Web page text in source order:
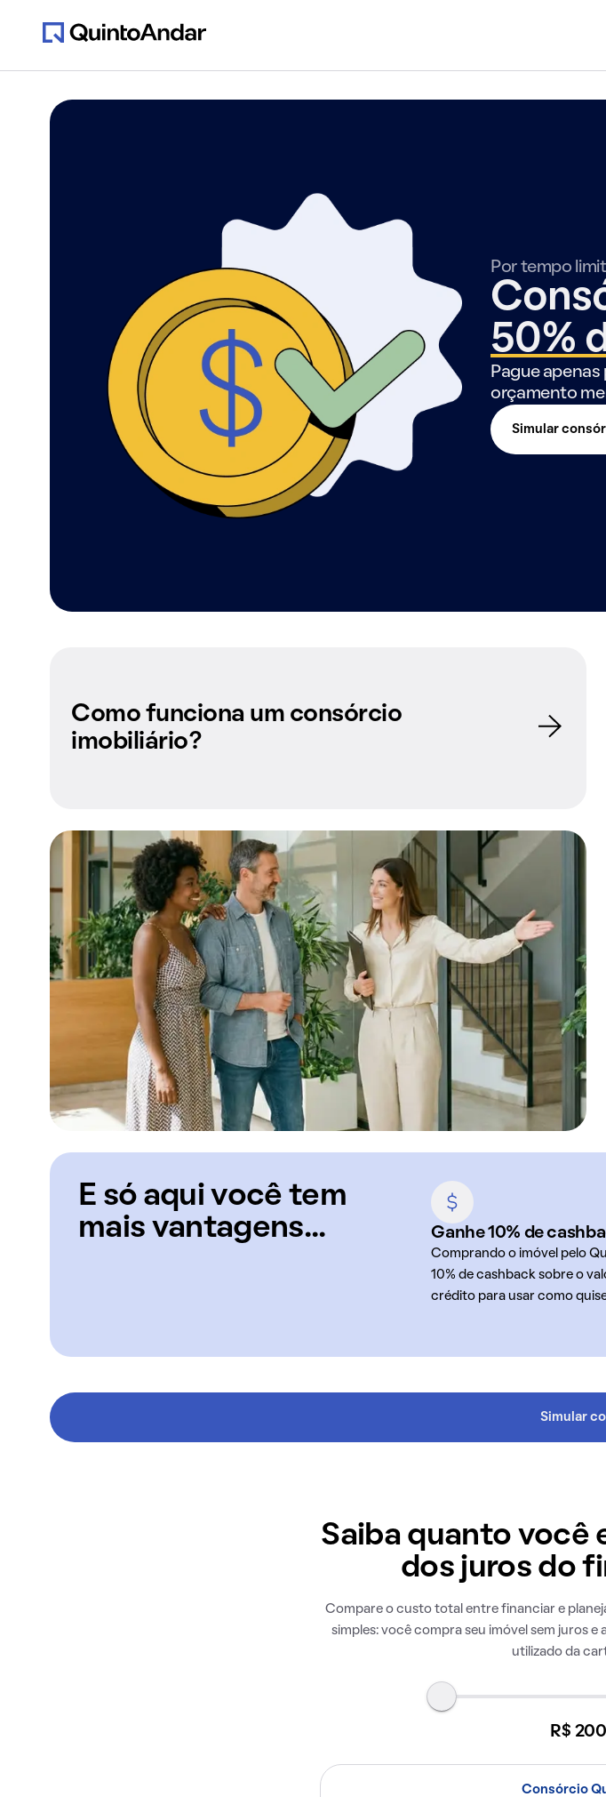
Por tempo
50%
Pague
orçamento
Simular
Como funciona um consórcio
imobiliário?
E só aqui você tem
mais vantagens...
Ganhe 10% de
Comprando o imóvel pelo
10% de cashback sobre o
crédito para usar como
Simular
Saiba quanto você
dos juros do
Compare o custo total entre financiar e
simples: você compra seu imóvel sem juros e
utilizado da
R$
Consórcio